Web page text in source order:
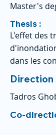
Master's
Thesis :
L'effet des
dans les
Direction
Tadros
Co-